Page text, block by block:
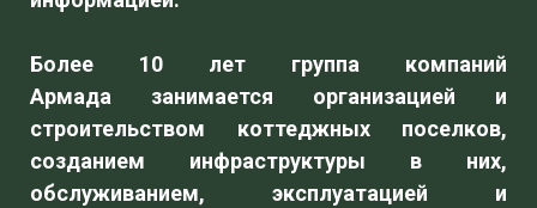
Более 10 лет группа компаний
Армада занимается организацией и
строительством коттеджных поселков,
созданием инфраструктуры в них,
обслуживанием, эксплуатацией и